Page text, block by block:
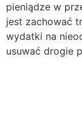
pieniądze w
jest zachować
wydatki na
usuwać drogie